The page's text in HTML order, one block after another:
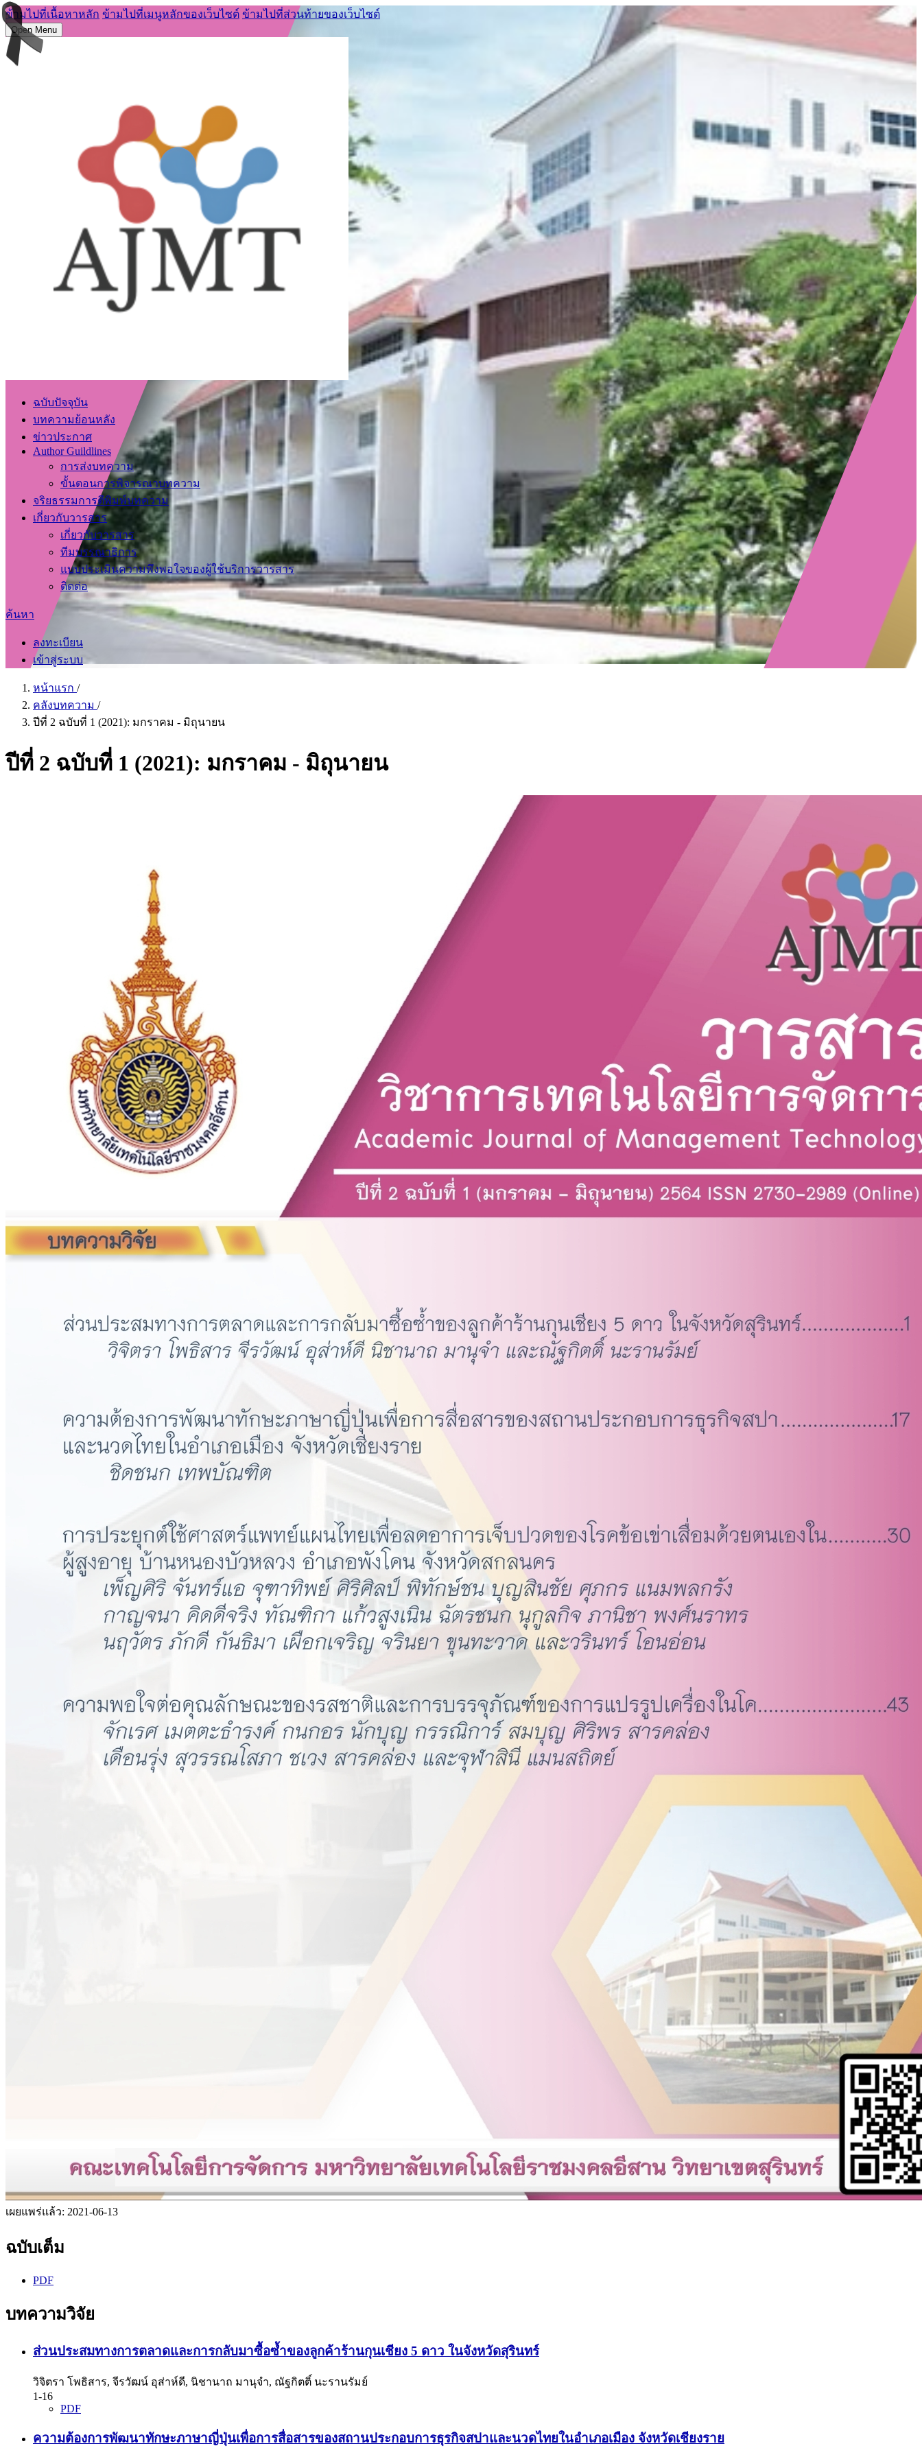
ข้ามไปที่เนื้อหาหลัก ข้ามไปที่เมนูหลักของเว็บไซต์ ข้ามไปที่ส่วนท้ายของเว็บไซต์
Open Menu
ฉบับปัจจุบัน
บทความย้อนหลัง
ข่าวประกาศ
Author Guildlines
การส่งบทความ
ขั้นตอนการพิจารณาบทความ
จริยธรรมการตีพิมพ์บทความ
เกี่ยวกับวารสาร
เกี่ยวกับวารสาร
ทีมบรรณาธิการ
แบบประเมินความพึงพอใจของผู้ใช้บริการวารสาร
ติดต่อ
ค้นหา
ลงทะเบียน
เข้าสู่ระบบ
หน้าแรก /
คลังบทความ /
ปีที่ 2 ฉบับที่ 1 (2021): มกราคม - มิถุนายน
ปีที่ 2 ฉบับที่ 1 (2021): มกราคม - มิถุนายน
เผยแพร่แล้ว: 2021-06-13
ฉบับเต็ม
PDF
บทความวิจัย
ส่วนประสมทางการตลาดและการกลับมาซื้อซ้ำของลูกค้าร้านกุนเชียง 5 ดาว ในจังหวัดสุรินทร์
วิจิตรา โพธิสาร, จีรวัฒน์ อุส่าห์ดี, นิชานาถ มานุจำ, ณัฐกิตติ์ นะรานรัมย์
1-16
PDF
ความต้องการพัฒนาทักษะภาษาญี่ปุ่นเพื่อการสื่อสารของสถานประกอบการธุรกิจสปาและนวดไทยในอำเภอเมือง จังหวัดเชียงราย